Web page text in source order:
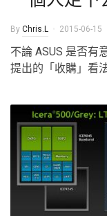
By Chris.L 2015-06-15
不論 ASUS 是否有
提出的「收購」看